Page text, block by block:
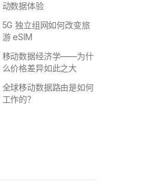
动数据体验
5G 独立组网如何改变旅
游 eSIM
移动数据经济学——为什
么价格差异如此之大
全球移动数据路由是如何
工作的？